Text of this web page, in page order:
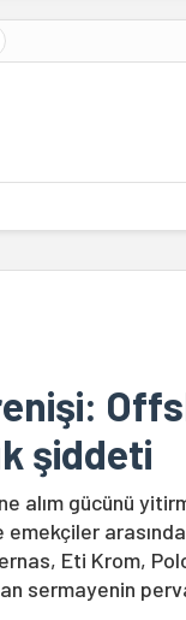
şiddeti
alım gücünü
Eti Krom,
sermayenin